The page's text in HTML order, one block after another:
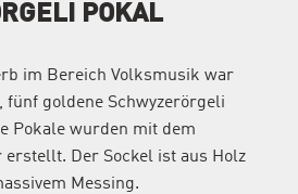
POKAL
im Bereich Volksmusik war
fünf goldene Schwyzerörgeli
Pokale wurden mit dem
erstellt. Der Sockel ist aus Holz
Messing.